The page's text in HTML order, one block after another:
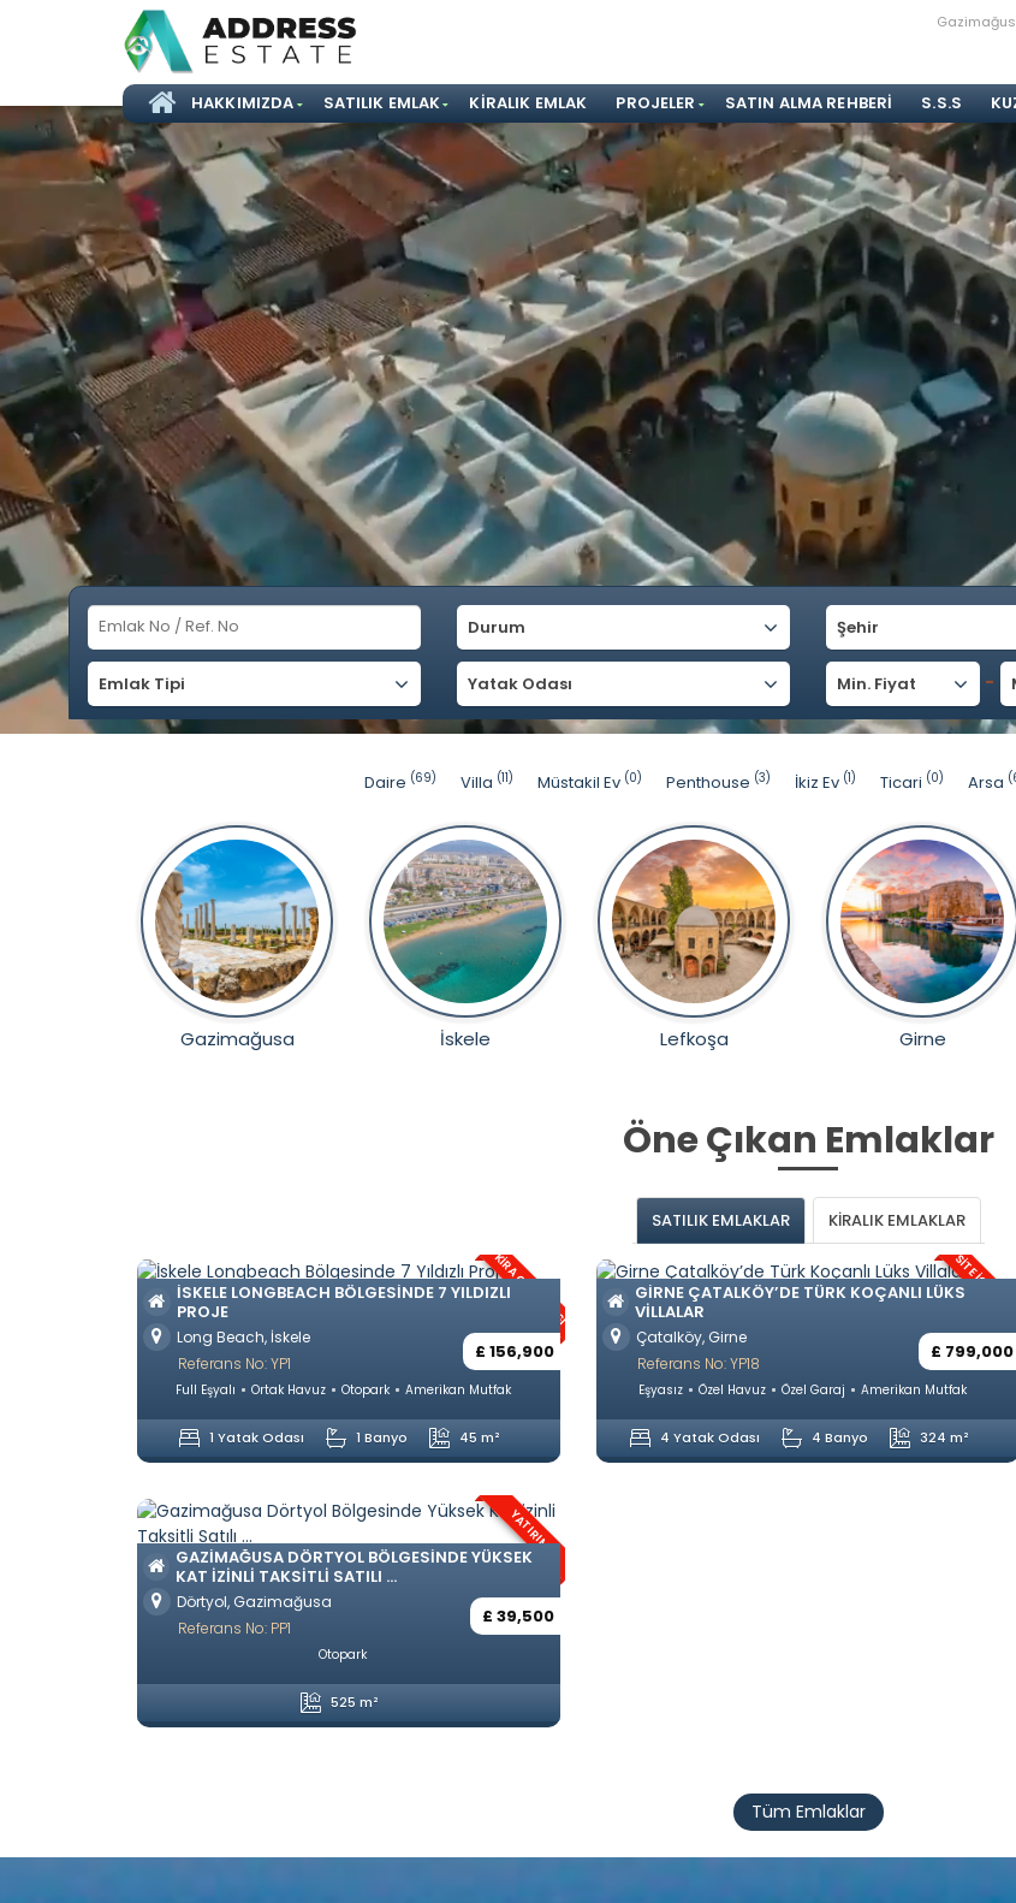
Kıbrıs Emlak ve Yatırım
HAKKIMIZDA SATILIK EMLAK KIRALIK EMLAK PROJELER SATIN ALMA REHBERI S.S.S
Durum Şehir
Emlak Tipi Yatak Odası Min. Fiyat -
Daire (69) Villa (11) Müstakil Ev (0) Penthouse (3) İkiz Ev (1) Ticari (0) Arsa
Gazimağusa İskele Lefkoşa Girne
Öne Çıkan Emlaklar
SATILIK EMLAKLAR KİRALIK EMLAKLAR
KIRA GARANTISI
İSKELE LONGBEACH BÖLGESINDE 7 YILDIZLI
PROJE
Long Beach, İskele
£ 156,900
Referans No: YP1
Full Eşyalı Ortak Havuz Otopark Amerikan Mutfak
1 Yatak Odası 1 Banyo 45 m²
SITE
GIRNE ÇATALKÖY’DE TÜRK KOÇANLI LÜKS
VILLALAR
Çatalköy, Girne
£ 799,000
Referans No: YP18
Eşyasız Özel Havuz Özel Garaj Amerikan Mutfak
4 Yatak Odası 4 Banyo 324 m²
YATIRIM
GAZIMAĞUSA DÖRTYOL BÖLGESINDE YÜKSEK
KAT IZINLI TAKSITLI SATILI ...
Dörtyol, Gazimağusa
£ 39,500
Referans No: PP1
Otopark
525 m²
Tüm Emlaklar